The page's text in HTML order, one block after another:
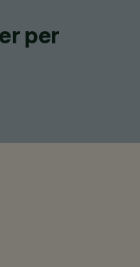
per